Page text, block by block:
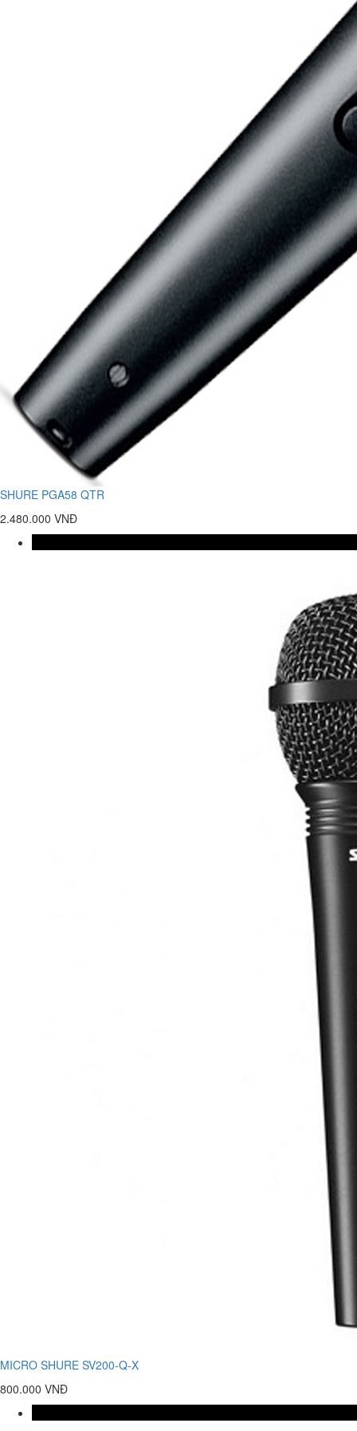
SHURE PGA58 QTR
2.480.000 VNĐ
MICRO SHURE SV200-Q-X
800.000 VNĐ